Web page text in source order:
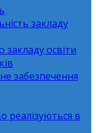
закладу
освіти
забезпечення
реалізуються в